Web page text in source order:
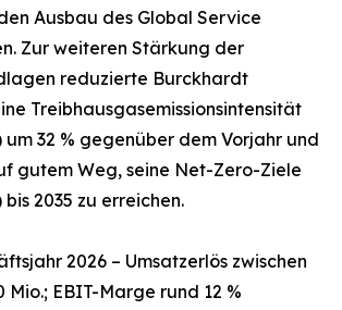
Ausbau des Global Service
Zur weiteren Stärkung der
reduzierte Burckhardt
Treibhausgasemissionsintensität
um 32 % gegenüber dem Vorjahr und
gutem Weg, seine Net-Zero-Ziele
2035 zu erreichen.
2026 – Umsatzerlös zwischen
Mio.; EBIT-Marge rund 12 %